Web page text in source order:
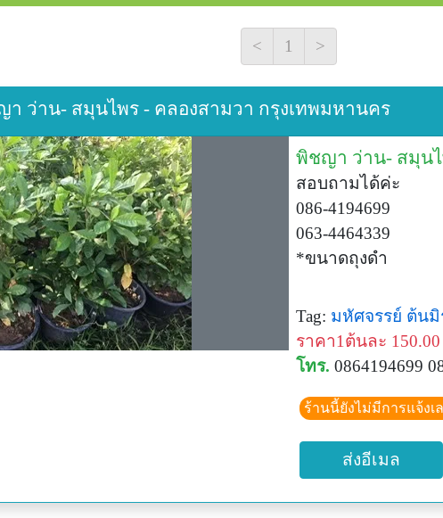
< 1 >
ว่าน- สมุนไพร - คลองสามวา กรุงเทพมหานคร
พิชญา ว่าน- สมุน
สอบถามได้ค่ะ
086-4194699
063-4464339
*ขนาดถุงดำ
Tag: มหัศจรรย์ ต้นมิ
ราคา1ต้นละ
โทร. 0864194699
ร้านนี้ยังไม่มีการแจ้ง
ส่งอีเมล